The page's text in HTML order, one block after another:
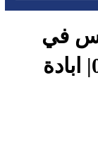
في
الفجيرة |0568199078| ابادة